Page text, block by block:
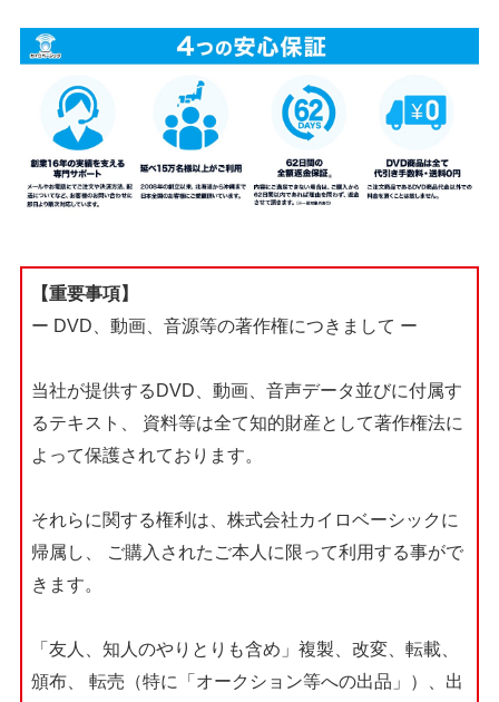
【重要事項】
ー DVD、動画、音源等の著作権につきまして ー
当社が提供するDVD、動画、音声データ並びに付属す
るテキスト、
資料等は全て知的財産として著作権法に
よって保護されております。
それらに関する権利は、株式会社カイロベーシックに
帰属し、
ご購入されたご本人に限って利用する事がで
きます。
「友人、知人のやりとりも含め」複製、改変、転載、
頒布、
転売（特に「オークション等への出品」）、出